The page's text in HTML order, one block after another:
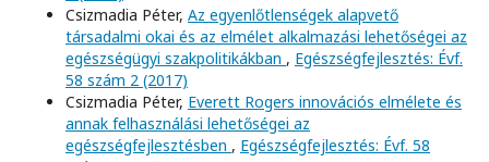
Csizmadia Péter, Az egyenlőtlenségek alapvető
társadalmi okai és az elmélet alkalmazási lehetőségei az
egészségügyi szakpolitikákban , Egészségfejlesztés: Évf.
58 szám 2 (2017)
Csizmadia Péter, Everett Rogers innovációs elmélete és
annak felhasználási lehetőségei az
egészségfejlesztésben , Egészségfejlesztés: Évf. 58